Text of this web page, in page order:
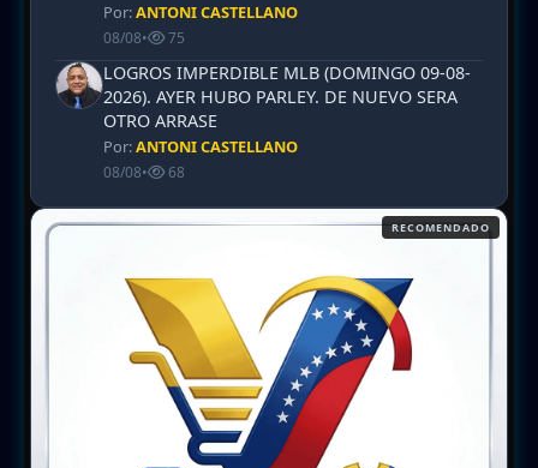
Por:ANTONI CASTELLANO
08/08• 75
LOGROS IMPERDIBLE MLB (DOMINGO 09-08-
2026). AYER HUBO PARLEY. DE NUEVO SERA
OTRO ARRASE
Por:ANTONI CASTELLANO
08/08• 68
RECOMENDADO